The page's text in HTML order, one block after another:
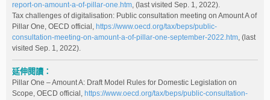
report-on-amount-a-of-pillar-one.htm, (last visited Sep. 1, 2022).
Tax challenges of digitalisation: Public consultation meeting on Amount A of
Pillar One, OECD official, https://www.oecd.org/tax/beps/public-
consultation-meeting-on-amount-a-of-pillar-one-september-2022.htm, (last
visited Sep. 1, 2022).
延伸閱讀：
Pillar One – Amount A: Draft Model Rules for Domestic Legislation on
Scope, OECD official, https://www.oecd.org/tax/beps/public-consultation-